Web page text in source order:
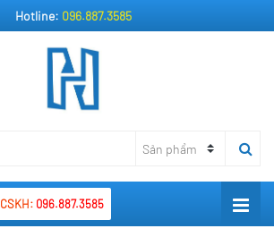
Hotline: 096.887.3585
CSKH: 096.887.3585